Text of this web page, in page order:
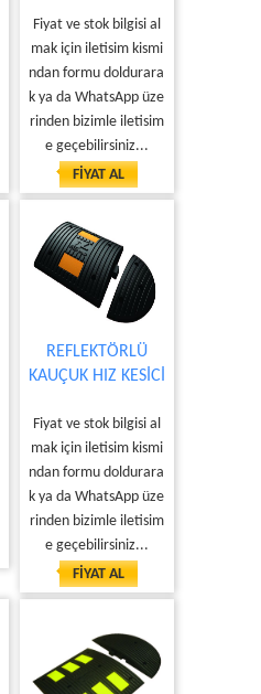
Fiyat ve stok bilgisi al
mak için iletisim kismi
ndan formu doldurara
k ya da WhatsApp üze
rinden bizimle iletisim
e geçebilirsiniz...
FİYAT AL
REFLEKTÖRLÜ
KAUÇUK HIZ KESİCİ
Fiyat ve stok bilgisi al
mak için iletisim kismi
ndan formu doldurara
k ya da WhatsApp üze
rinden bizimle iletisim
e geçebilirsiniz...
FİYAT AL